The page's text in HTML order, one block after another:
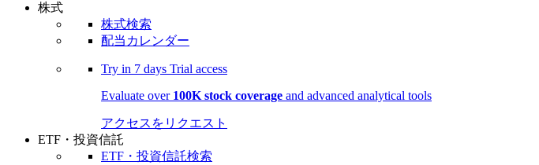
株式
株式検索
配当カレンダー
Try in 7 days Trial access
Evaluate over 100K stock coverage and advanced analytical tools
アクセスをリクエスト
ETF・投資信託
ETF・投資信託検索